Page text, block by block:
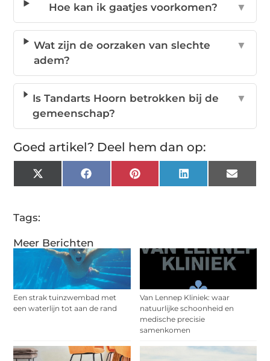
Meer Berichten
Een strak tuinzwembad met
een waterlijn tot aan de rand
Van Lennep Kliniek: waar
natuurlijke schoonheid en
medische precisie
samenkomen
Hoe kan ik gaatjes voorkomen? ▼
Wat zijn de oorzaken van slechte
adem?
▼
Is Tandarts Hoorn betrokken bij de
gemeenschap?
▼
Goed artikel? Deel hem dan op:
X
(Twitter)
FacebookPinterestLinkedInEmail
Tags: